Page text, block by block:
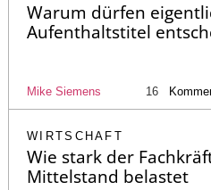
Warum dürfen
Aufenthaltstitel
Mike Siemens 16
WIRTSCHAFT
Wie stark der
Mittelstand belastet